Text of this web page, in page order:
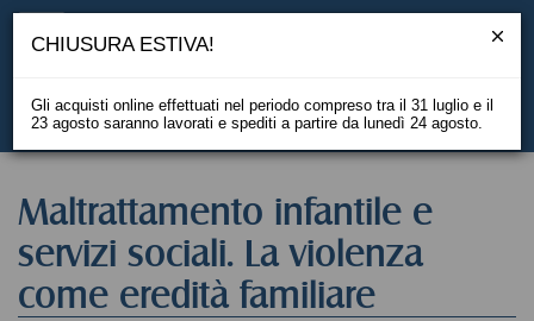
EN
Maltrattamento infantile e
servizi sociali. La violenza
come eredità familiare
CHIUSURA ESTIVA!
Gli acquisti online effettuati nel periodo compreso tra il 31 luglio e il
23 agosto saranno lavorati e spediti a partire da lunedì 24 agosto.